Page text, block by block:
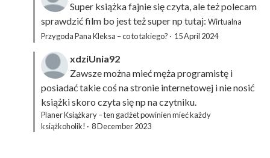
Super książka fajnie się czyta, ale też polecam
sprawdzić film bo jest też super np tutaj: Wirtualna
Przygoda Pana Kleksa – co to takiego? · 15 April 2024
xdziUnia92
Zawsze można mieć męża programistę i
posiadać takie coś na stronie internetowej i nie nosić
książki skoro czyta się np na czytniku.
Planer Książkary – ten gadżet powinien mieć każdy
książkoholik! · 8 December 2023